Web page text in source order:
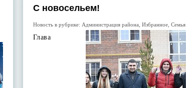
С новосельем!
Новость в рубрике: Администрация района Избранное, Семья
Глава